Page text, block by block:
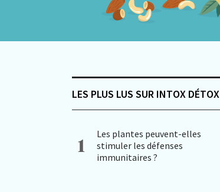
LES PLUS LUS SUR INTOX DÉTOX
1
Les plantes peuvent-elles
stimuler les défenses
immunitaires ?